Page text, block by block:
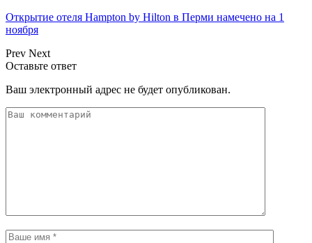
Открытие отеля Hampton by Hilton в Перми намечено на 1
ноября
Prev Next
Оставьте ответ
Ваш электронный адрес не будет опубликован.